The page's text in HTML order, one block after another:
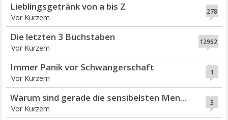
278
Lieblingsgetränk von a bis Z
Vor Kurzem
12962
Die letzten 3 Buchstaben
Vor Kurzem
1
Immer Panik vor Schwangerschaft
Vor Kurzem
3
Warum sind gerade die sensibelsten Men...
Vor Kurzem